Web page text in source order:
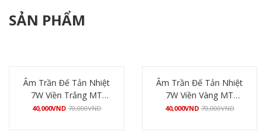
SẢN PHẨM
Âm Trần Đế Tản Nhiệt
7W Viền Trắng MT
Lighting
40,000VND 70,000VND
Âm Trần Đế Tản Nhiệt
7W Viền Vàng MT
Lighting
40,000VND 70,000VND